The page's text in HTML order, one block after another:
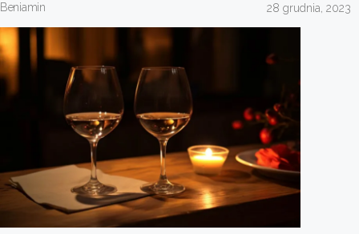
Beniamin 28 grudnia, 2023